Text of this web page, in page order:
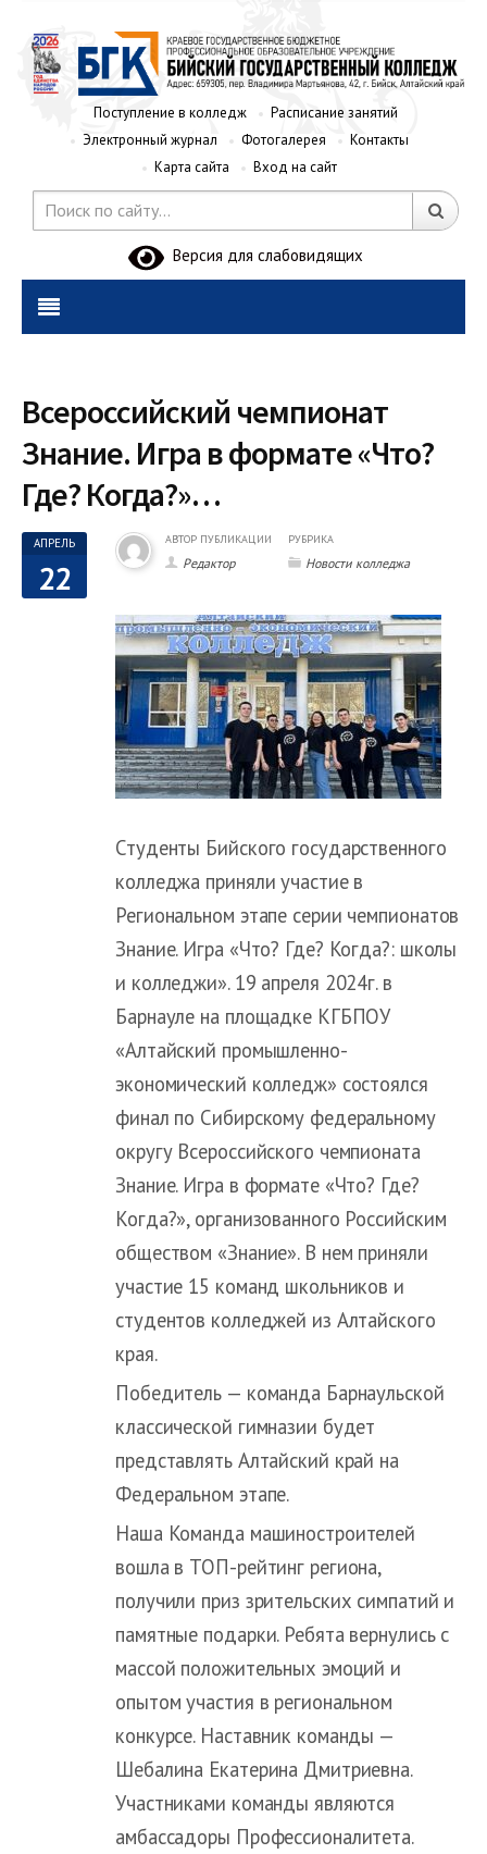
Поступление в колледж
Расписание занятий
Электронный журнал
Фотогалерея
Контакты
Карта сайта
Вход на сайт
Версия для слабовидящих
Всероссийский чемпионат
Знание. Игра в формате «Что?
Где? Когда?»…
АПРЕЛЬ
22
АВТОР ПУБЛИКАЦИИ
Редактор
РУБРИКА
Новости колледжа
Студенты Бийского государственного
колледжа приняли участие в
Региональном этапе серии чемпионатов
Знание. Игра «Что? Где? Когда?: школы
и колледжи». 19 апреля 2024г. в
Барнауле на площадке КГБПОУ
«Алтайский промышленно-
экономический колледж» состоялся
финал по Сибирскому федеральному
округу Всероссийского чемпионата
Знание. Игра в формате «Что? Где?
Когда?», организованного Российским
обществом «Знание». В нем приняли
участие 15 команд школьников и
студентов колледжей из Алтайского
края.
Победитель — команда Барнаульской
классической гимназии будет
представлять Алтайский край на
Федеральном этапе.
Наша Команда машиностроителей
вошла в ТОП-рейтинг региона,
получили приз зрительских симпатий и
памятные подарки. Ребята вернулись с
массой положительных эмоций и
опытом участия в региональном
конкурсе. Наставник команды —
Шебалина Екатерина Дмитриевна.
Участниками команды являются
амбассадоры Профессионалитета.